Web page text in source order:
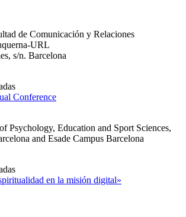
de Comunicación y Relaciones
URL
s/n. Barcelona
Conference
Psychology, Education and Sport Sciences,
and Esade Campus Barcelona
en la misión digital»